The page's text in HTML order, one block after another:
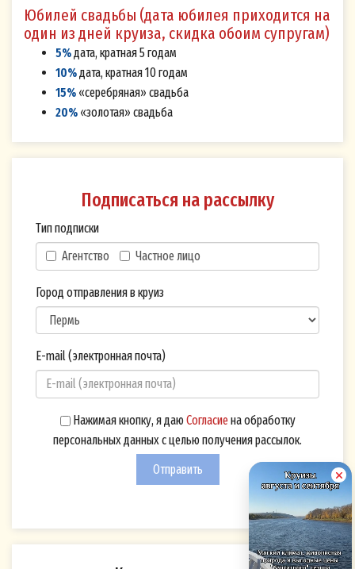
Юбилей свадьбы (дата юбилея приходится на
один из дней круиза, скидка обоим супругам)
5%дата, кратная 5 годам
10%дата, кратная 10 годам
15% «серебряная» свадьба
20% «золотая» свадьба
Подписаться на рассылку
Тип подписки
Агентство
Частное лицо
Город отправления в круиз
E-mail (электронная почта)
Нажимая кнопку, я даюСогласиена обработку
персональных данных с целью получения рассылок.
Отправить
им мероприятиях, рекламных кампаниях,
конкурсах, а также о предлагаемых
специальных предложениях и акциях.
Я согласен (-на), что Оператор вправе
осуществлять рассылку в мой адрес
следующими способами :
использованием номера мобильного
телефона, указанного мной при
оформлении Подписки на рассылку на
Сайте,
адреса электронной почты, указанного
рассылку на Сайте,
посредством push-уведомлений
(сообщений, поступающих на устройства
пользователя через браузеры или
мобильные приложения),
посредством мессенджеров и социальных
сетей (использование которых не
законодательством РФ).
Согласие дается мной на обработку следующих